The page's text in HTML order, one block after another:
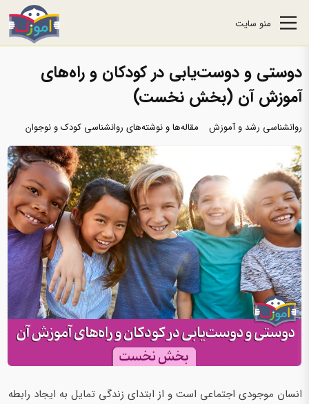
منو سایت
دوستی و دوست‌یابی در کودکان و راه‌های
آموزش آن (بخش نخست)
روانشناسی رشد و آموزش مقاله‌ها و نوشته‌های روانشناسی کودک و نوجوان
انسان موجودی اجتماعی است و از ابتدای زندگی تمایل به ایجاد رابطه